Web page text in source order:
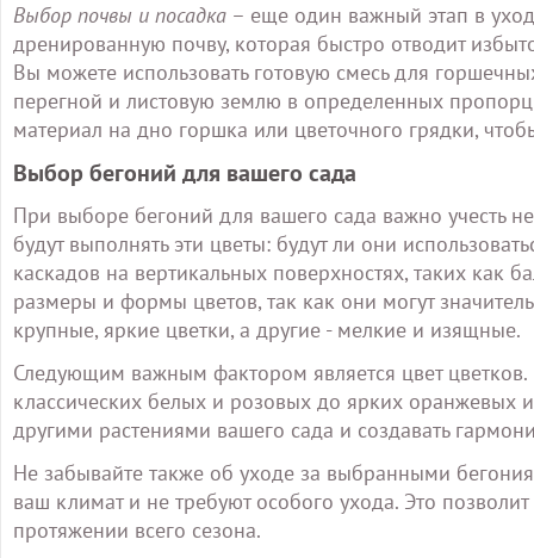
Выбор почвы и посадка – еще один важный этап в
дренированную почву, которая быстро отводит
Вы можете использовать готовую смесь для
перегной и листовую землю в определенных
материал на дно горшка или цветочного грядки,
Выбор бегоний для вашего сада
При выборе бегоний для вашего сада важно учесть
будут выполнять эти цветы: будут ли они
каскадов на вертикальных поверхностях, таких как
размеры и формы цветов, так как они могут
крупные, яркие цветки, а другие - мелкие и изящные.
Следующим важным фактором является цвет цветков.
классических белых и розовых до ярких оранжевых
другими растениями вашего сада и создавать
Не забывайте также об уходе за выбранными
ваш климат и не требуют особого ухода. Это
протяжении всего сезона.